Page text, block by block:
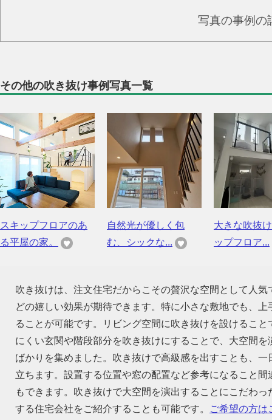
写真の事例の
その他の吹き抜け事例写真一覧
スキップフロアのあ
る平屋の家。
自然光が優しく包
む、シックな...
大きな吹抜
ップフロア...
吹き抜けは、注文住宅だからこその贅沢な空間として人
どの嬉しい効果が期待できます。特に小さな敷地でも、
ることが可能です。リビング空間に吹き抜けを設けるこ
にくい玄関や階段部分を吹き抜けにすることで、大空間
ばかりを集めました。吹き抜けで高級感を出すことも、
立ちます。設置する位置や窓の配置など参考になること
もできます。吹き抜けで大空間を演出することにこだわ
する住宅会社をご紹介することも可能です。
ご希望の方は